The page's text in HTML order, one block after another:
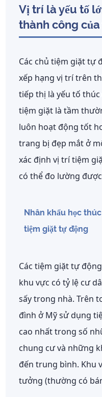
Vị trí là yếu tố
thành công
Các chủ tiệm giặt tự
xếp hạng vị trí trên
tiếp thị là yếu tố
tiệm giặt là tầm
luôn hoạt động tốt
trang bị đẹp mắt ở
xác định vị trí tiệm
có thể đo lường
Nhân khẩu học
tiệm giặt tự động
Các tiệm giặt tự
khu vực có tỷ lệ cư
sấy trong nhà. Trên
đình ở Mỹ sử dụng
cao nhất trong số
chung cư và những
đến trung bình. Khu
tưởng (thường có